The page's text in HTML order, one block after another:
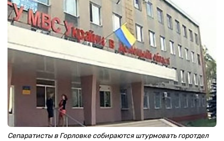
Сепаратисты в Горловке собираются штурмовать горотдел